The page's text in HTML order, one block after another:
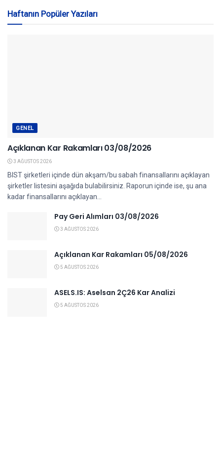
Haftanın Popüler Yazıları
GENEL
Açıklanan Kar Rakamları 03/08/2026
3 AĞUSTOS 2026
BIST şirketleri içinde dün akşam/bu sabah finansallarını açıklayan
şirketler listesini aşağıda bulabilirsiniz. Raporun içinde ise, şu ana
kadar finansallarını açıklayan...
Pay Geri Alımları 03/08/2026
3 AĞUSTOS 2026
Açıklanan Kar Rakamları 05/08/2026
5 AĞUSTOS 2026
ASELS.IS: Aselsan 2Ç26 Kar Analizi
5 AĞUSTOS 2026